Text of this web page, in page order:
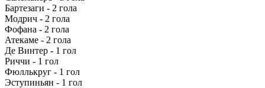
Бартезаги - 2 гола
Модрич - 2 гола
Фофана - 2 гола
Атекаме - 2 гола
Де Винтер - 1 гол
Риччи - 1 гол
Фюллькруг - 1 гол
Эступиньян - 1 гол